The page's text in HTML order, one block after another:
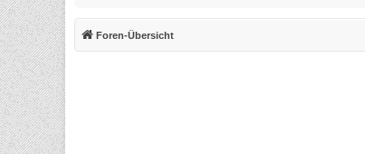
Foren-Übersicht